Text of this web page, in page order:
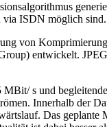
via ISDN möglich sind.
von
entwickelt.
s und
Innerhalb der
Das